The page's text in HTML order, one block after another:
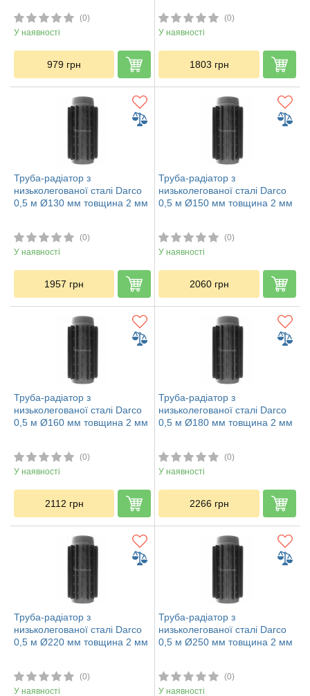
(0)
У наявності
979 грн
(0)
У наявності
1803 грн
Труба-радіатор з
низьколегованої сталі Darco
0,5 м Ø130 мм товщина 2 мм
(0)
У наявності
1957 грн
Труба-радіатор з
низьколегованої сталі Darco
0,5 м Ø150 мм товщина 2 мм
(0)
У наявності
2060 грн
Труба-радіатор з
низьколегованої сталі Darco
0,5 м Ø160 мм товщина 2 мм
(0)
У наявності
2112 грн
Труба-радіатор з
низьколегованої сталі Darco
0,5 м Ø180 мм товщина 2 мм
(0)
У наявності
2266 грн
Труба-радіатор з
низьколегованої сталі Darco
0,5 м Ø220 мм товщина 2 мм
(0)
У наявності
Труба-радіатор з
низьколегованої сталі Darco
0,5 м Ø250 мм товщина 2 мм
(0)
У наявності